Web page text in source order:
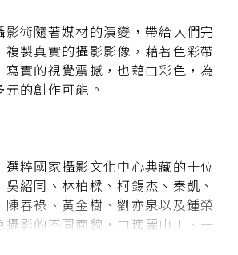
影術隨著媒材的演變，帶給人們完
複製真實的攝影影像，藉著色彩帶
寫實的視覺震撼，也藉由彩色，為
的創作可能。
選粹國家攝影文化中心典藏的十位
紹同、林柏樑、柯錫杰、秦凱、
陳春祿、黃金樹、劉亦泉以及鍾榮
攝影的不同面貌，由瑰麗山川、一